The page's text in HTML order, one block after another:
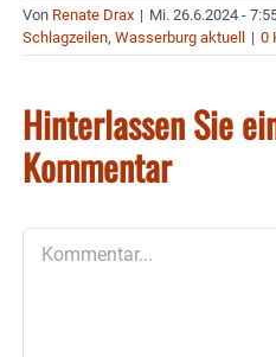
Von Renate Drax | Mi. 26.6.2024 -
Schlagzeilen, Wasserburg aktuell | 0
Hinterlassen Sie
Kommentar